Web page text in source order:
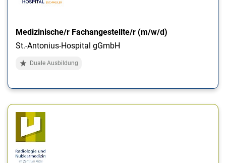
Medizinische/r Fachangestellte/r (m/w/d)
St.-Antonius-Hospital gGmbH
Duale Ausbildung